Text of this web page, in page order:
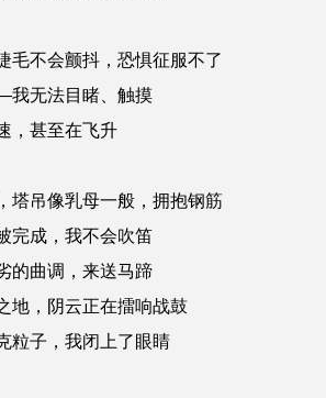
毛不会颤抖，恐惧征服不了
无法目睹、触摸
，甚至在飞升
塔吊像乳母一般，拥抱钢筋
完成，我不会吹笛
的曲调，来送马蹄
地，阴云正在擂响战鼓
粒子，我闭上了眼睛